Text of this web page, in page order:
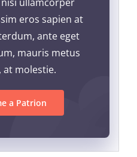
eros sapien at
ante eget
mauris metus
at molestie.
a Patrion